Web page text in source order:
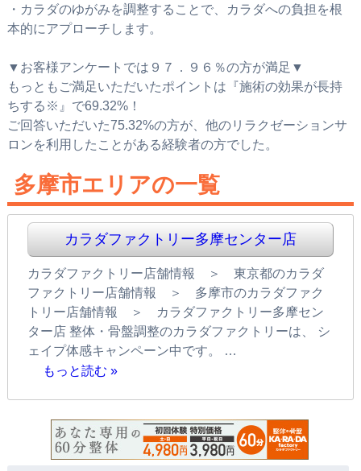
・カラダのゆがみを調整することで、カラダへの負担を根
本的にアプローチします。
▼お客様アンケートでは９７．９６％の方が満足▼
もっともご満足いただいたポイントは『施術の効果が長持
ちする※』で69.32%！
ご回答いただいた75.32%の方が、他のリラクゼーションサ
ロンを利用したことがある経験者の方でした。
多摩市エリアの一覧
カラダファクトリー多摩センター店
カラダファクトリー店舗情報 ＞ 東京都のカラダ
ファクトリー店舗情報 ＞ 多摩市のカラダファク
トリー店舗情報 ＞ カラダファクトリー多摩セン
ター店 整体・骨盤調整のカラダファクトリーは、 シ
ェイプ体感キャンペーン中です。 …
もっと読む »